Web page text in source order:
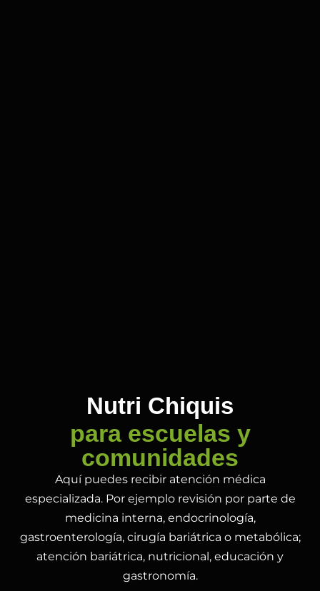
Nutri Chiquis
para escuelas y
comunidades
Aquí puedes recibir atención médica
especializada. Por ejemplo revisión por parte de
medicina interna, endocrinología,
gastroenterología, cirugía bariátrica o metabólica;
atención bariátrica, nutricional, educación y
gastronomía.